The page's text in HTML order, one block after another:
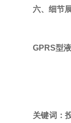
六、细节
GPRS型
关键词：